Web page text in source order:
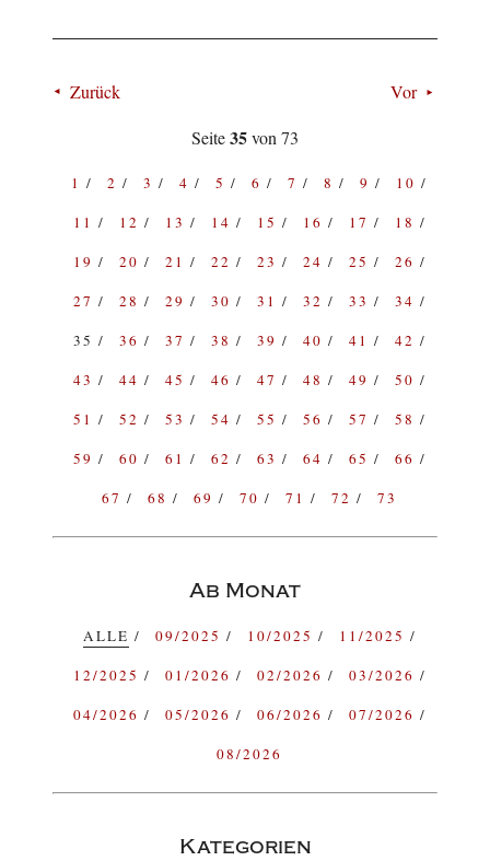
Zurück
Vor
Seite35von 73
1 2 3 4 5 6 7 8 9
10
11
12 13 14 15 16 17
18
19
20 21 22 23 24 25
26
27
28 29 30 31 32 33
34
35
36 37 38 39 40 41
42
43
44 45 46 47 48 49
50
51
52 53 54 55 56 57
58
59
60 61 62 63 64 65
66
67
68 69 70 71 72 73
Ab Monat
ALLE 09/2025 10/2025
11/2025
12/2025
01/2026 02/2026
03/2026
04/2026
05/2026 06/2026
07/2026
08/2026
Kategorien